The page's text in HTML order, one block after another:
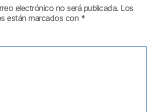
electrónico no será publicada. Los
están marcados con *